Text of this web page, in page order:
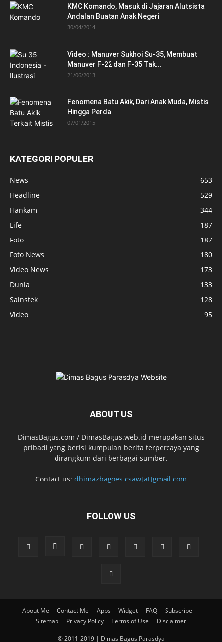
KMC Komando, Masuk di Jajaran Alutsista
Andalan Buatan Anak Negeri
30/04/2014
Video : Manuver Sukhoi Su-35, Membuat
Manuver F-22 dan F-35 Tak...
21/06/2013
Fenomena Batu Akik, Dari Anak Muda, Mistis
Hingga Perda
07/01/2015
KATEGORI POPULER
News
653
Headline
529
Hankam
344
Life
187
Foto
187
Foto News
180
Video News
173
Dunia
133
Sainstek
128
Video
95
ABOUT US
DimasBagus.com / DimasBagus.web.id merupakan situs
pribadi yang berisi kumpulan berita terpercaya yang
dirangkum dari berbagai sumber.
Contact us: dhimazbagoes.csaw[at]gmail.com
FOLLOW US
About Me Contact Me Apps Widget FAQ
Subscribe
Sitemap
Privacy Policy Terms of Use Disclaimer
© 2011-2019 | Dimas Bagus Parasdya